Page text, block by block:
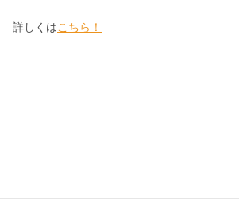
詳しくはこちら！